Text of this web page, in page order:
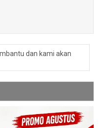
dan kami akan